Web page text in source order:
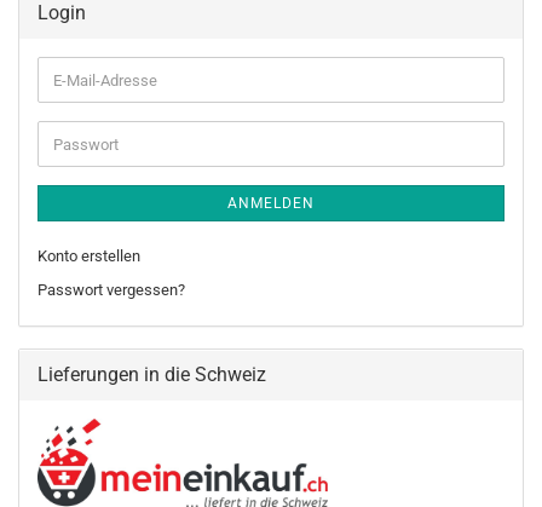
Login
E-
Mail-
Adresse
Passwort
ANMELDEN
Konto erstellen
Passwort vergessen?
Lieferungen in die Schweiz